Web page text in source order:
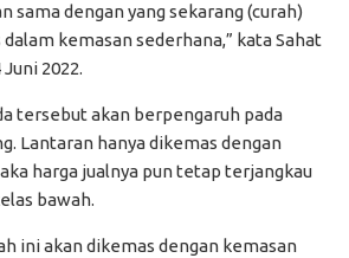
sama dengan yang sekarang (curah)
kemasan sederhana,” kata Sahat
Juni 2022.
tersebut akan berpengaruh pada
Lantaran hanya dikemas dengan
harga jualnya pun tetap terjangkau
bawah.
ini akan dikemas dengan kemasan